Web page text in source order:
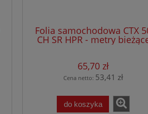
Folia samochodowa CTX
CH SR HPR - metry
65,70 zł
Cena netto: 53,41 zł
do koszyka